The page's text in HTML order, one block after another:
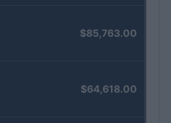
$85,763.00
$64,618.00